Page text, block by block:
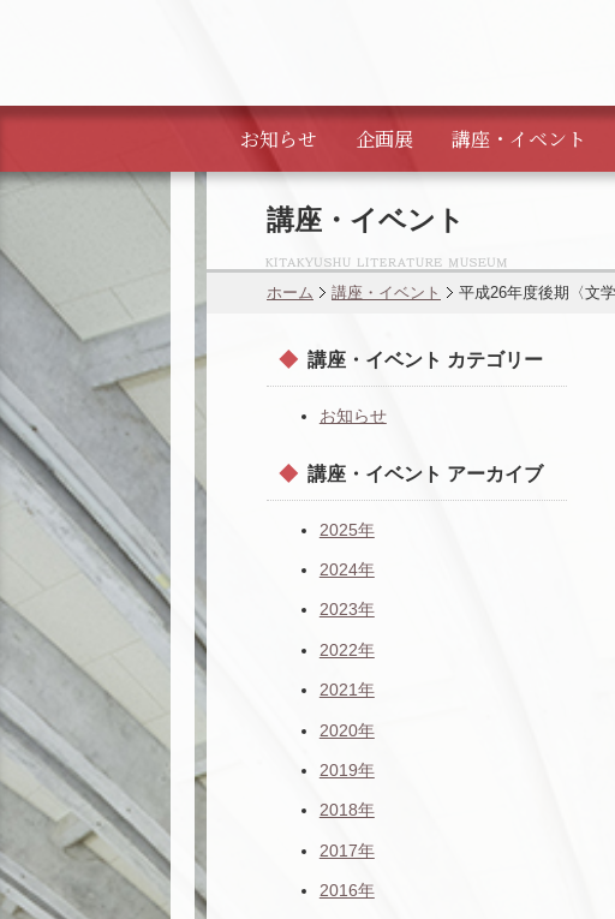
お知らせ 企画展 講座・ イベント
講座・イベント
ホーム 講座・イベント 平成26年度後期〈文
講座・イベント カテゴリー
お知らせ
講座・イベント アーカイブ
2025年
2024年
2023年
2022年
2021年
2020年
2019年
2018年
2017年
2016年